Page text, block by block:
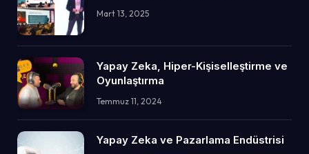
Mart 13, 2025
Yapay Zeka, Hiper-Kişiselleştirme ve
Oyunlaştırma
Temmuz 11, 2024
Yapay Zeka ve Pazarlama Endüstrisi